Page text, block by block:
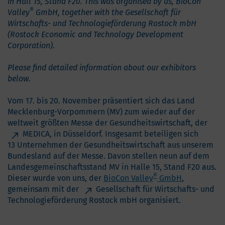
Valley® GmbH, together with the Gesellschaft für
Wirtschafts- und Technologieförderung Rostock mbH
(Rostock Economic and Technology Development
Corporation).
Please find detailed information about our exhibitors
below.
Vom 17. bis 20. November präsentiert sich das Land
Mecklenburg-Vorpommern (MV) zum wieder auf der
weltweit größten Messe der Gesundheitswirtschaft, der
MEDICA, in Düsseldorf. Insgesamt beteiligen sich
13 Unternehmen der Gesundheitswirtschaft aus unserem
Bundesland auf der Messe. Davon stellen neun auf dem
Landesgemeinschaftsstand MV in Halle 15, Stand F20 aus.
Dieser wurde von uns, der BioCon Valley® GmbH,
gemeinsam mit der
Gesellschaft für Wirtschafts- und
Technologieförderung Rostock mbH organisiert.